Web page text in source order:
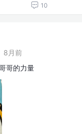
10
8月前
哥的力量